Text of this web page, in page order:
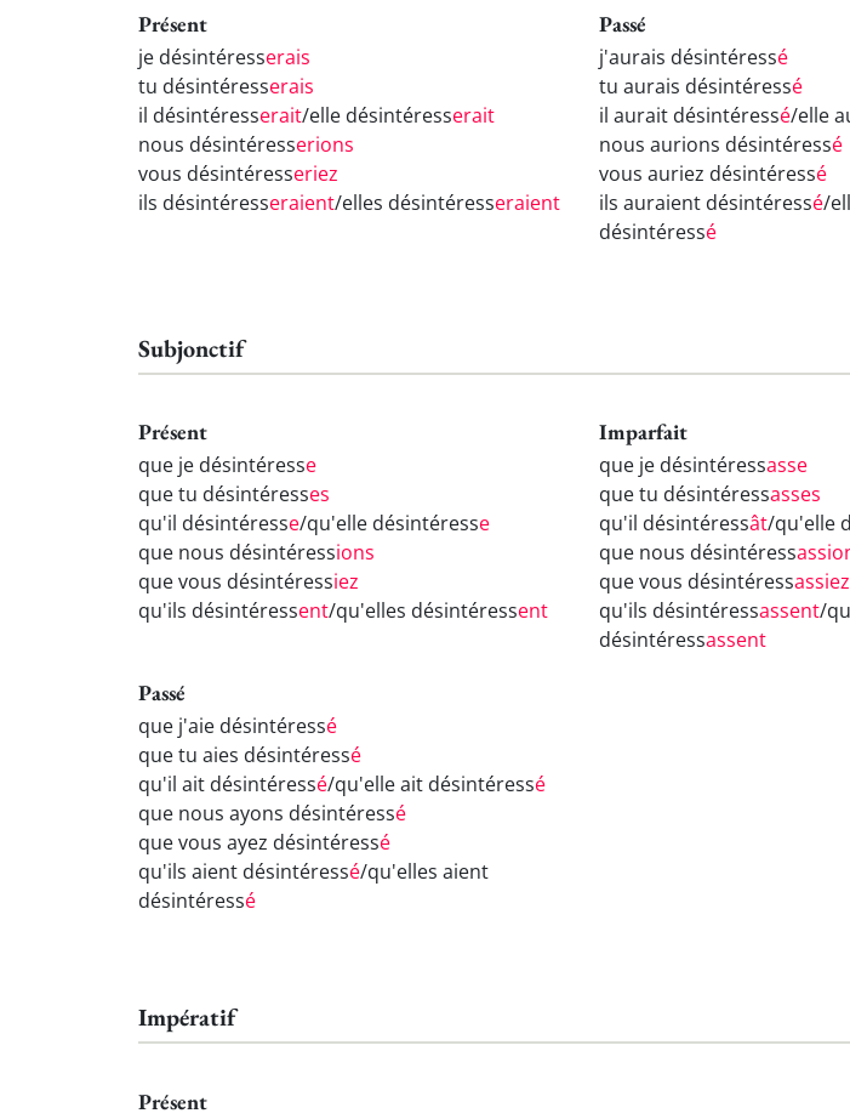
Présent
je désintéresserais
tu désintéresserais
il désintéresserait/elle désintéresserait
nous désintéresserions
vous désintéresseriez
ils désintéresseraient/elles désintéresseraient
Passé
j'aurais désintéressé
tu aurais désintéressé
il aurait désintéressé/elle
nous aurions désintéressé
vous auriez désintéressé
ils auraient désintéressé/
désintéressé
Subjonctif
Présent
que je désintéresse
que tu désintéresses
qu'il désintéresse/qu'elle désintéresse
que nous désintéressions
que vous désintéressiez
qu'ils désintéressent/qu'elles désintéressent
Imparfait
que je désintéressasse
que tu désintéressasses
qu'il désintéressât/qu'elle
que nous désintéress
que vous désintéressassiez
qu'ils désintéressassent/
désintéressassent
Passé
que j'aie désintéressé
que tu aies désintéressé
qu'il ait désintéressé/qu'elle ait désintéressé
que nous ayons désintéressé
que vous ayez désintéressé
qu'ils aient désintéressé/qu'elles aient
désintéressé
Impératif
Présent